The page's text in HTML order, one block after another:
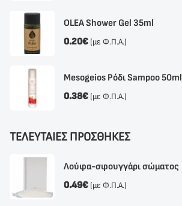
OLEA Shower Gel 35ml
0.20€ (με Φ.Π.Α.)
Mesogeios Ρόδι Sampoo 50ml
0.38€ (με Φ.Π.Α.)
ΤΕΛΕΥΤΑΙΕΣ ΠΡΟΣΘΗΚΕΣ
Λούφα-σφουγγάρι σώματος
0.49€ (με Φ.Π.Α.)